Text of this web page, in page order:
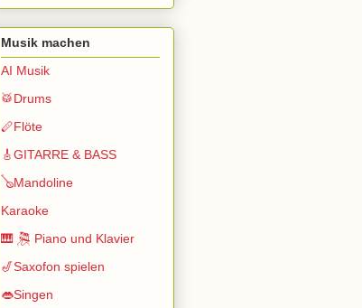
Musik machen
AI Musik
🥁Drums
🪈Flöte
🎸GITARRE & BASS
🪕Mandoline
Karaoke
🎹 🎘 Piano und Klavier
🎷Saxofon spielen
👄Singen